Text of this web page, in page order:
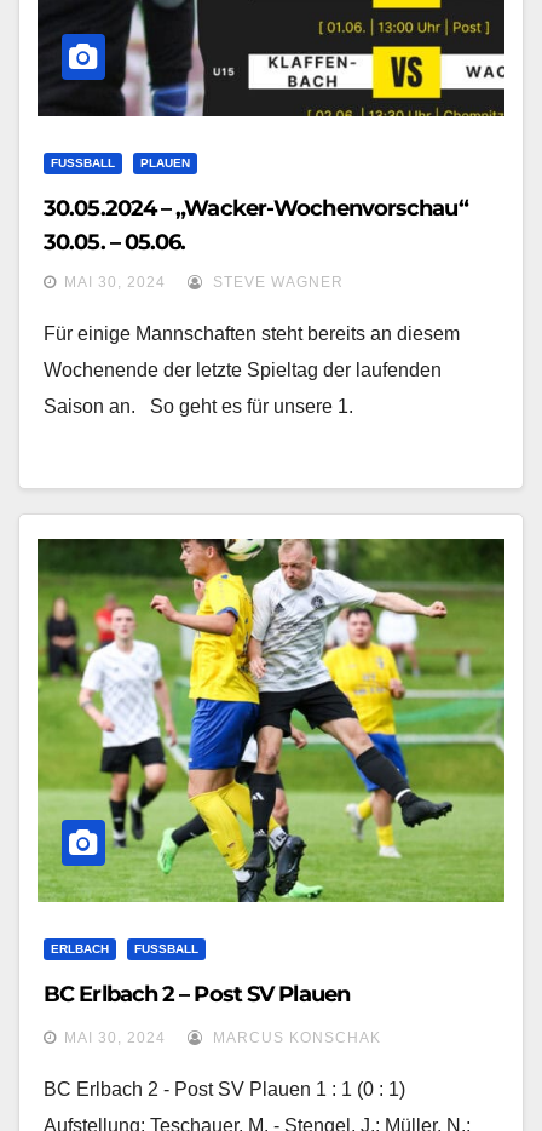
FUSSBALL PLAUEN
30.05.2024 – „Wacker-Wochenvorschau“
30.05. – 05.06.
MAI 30, 2024 STEVE WAGNER
Für einige Mannschaften steht bereits an diesem
Wochenende der letzte Spieltag der laufenden
Saison an. So geht es für unsere 1.
ERLBACH FUSSBALL
BC Erlbach 2 – Post SV Plauen
MAI 30, 2024 MARCUS KONSCHAK
BC Erlbach 2 - Post SV Plauen 1 : 1 (0 : 1)
Aufstellung: Teschauer, M. - Stengel, J.; Müller, N.;